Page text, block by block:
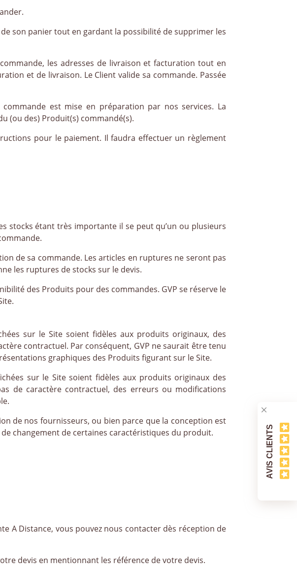
son panier tout en gardant la possibilité de supprimer les
les adresses de livraison et facturation tout en
et de livraison. Le Client valide sa commande. Passée
est mise en préparation par nos services. La
(ou des) Produit(s) commandé(s).
pour le paiement. Il faudra effectuer un règlement
stocks étant très importante il se peut qu’un ou plusieurs
de sa commande. Les articles en ruptures ne seront pas
les ruptures de stocks sur le devis.
des Produits pour des commandes. GVP se réserve le
sur le Site soient fidèles aux produits originaux, des
contractuel. Par conséquent, GVP ne saurait être tenu
graphiques des Produits figurant sur le Site.
sur le Site soient fidèles aux produits originaux des
de caractère contractuel, des erreurs ou modifications
de nos fournisseurs, ou bien parce que la conception est
changement de certaines caractéristiques du produit.
A Distance, vous pouvez nous contacter dès réception de
devis en mentionnant les référence de votre devis.
AVIS CLIENTS